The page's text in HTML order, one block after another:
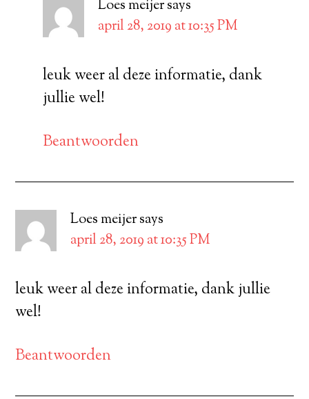
Loes meijersays
april 28, 2019 at 10:35 PM
leuk weer al deze informatie, dank
jullie wel!
Beantwoorden
Loes meijersays
april 28, 2019 at 10:35 PM
leuk weer al deze informatie, dank jullie
wel!
Beantwoorden